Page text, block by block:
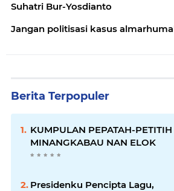
Suhatri Bur-Yosdianto
Jangan politisasi kasus
Berita Terpopuler
KUMPULAN PEPATAH-PETITIH
MINANGKABAU NAN ELOK
Presidenku Pencipta Lagu,